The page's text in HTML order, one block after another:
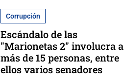
Corrupción
Escándalo de las
"Marionetas 2" involucra a
más de 15 personas, entre
ellos varios senadores